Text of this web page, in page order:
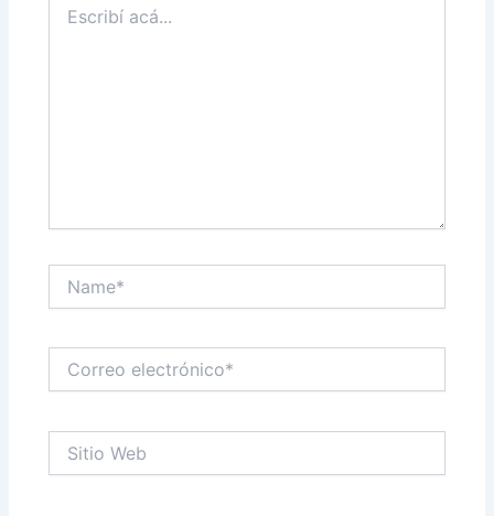
acá...
electrónico*
Web